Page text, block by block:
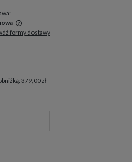
kosztów płatności
formy dostawy
379,00 zł